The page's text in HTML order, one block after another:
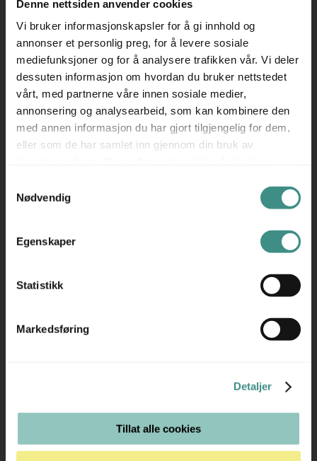
Denne nettsiden anvender cookies
Vi bruker informasjonskapsler for å gi innhold og
annonser et personlig preg, for å levere sosiale
mediefunksjoner og for å analysere trafikken vår. Vi deler
dessuten informasjon om hvordan du bruker nettstedet
vårt, med partnerne våre innen sosiale medier,
annonsering og analysearbeid, som kan kombinere den
med annen informasjon du har gjort tilgjengelig for dem,
eller som de har samlet inn gjennom din bruk av
Nødvendig
Egenskaper
Statistikk
Markedsføring
Detaljer
Tillat alle cookies
✅ Fullskala hest med lampeskjerm – En lampe som også
er kunstverk
✅ Kombinerer funksjon og fantasi – Ideell for rom som
tør å skille seg ut
Horse Lamp fra Moooi er perfekt for deg som ønsker en
iøynefallende designlampe som forener kunst, ironi og
interiør i én dristig installasjon.
Produsent: Moooi
kombinasjon av kunstnerisk kreativitet og moderne
og interiørtilbehør som utfordrer tradisjonelle
dristige former, kreative detaljer og en luksuriøs følelse,
og de samarbeider med anerkjente designere fra hele
verden. Moooi bringer kunst og design sammen for å
skape uttrykksfulle produkter som setter et sterkt visuelt